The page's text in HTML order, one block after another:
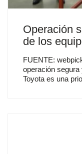
Operación
de los
FUENTE:
operación segura
Toyota es una